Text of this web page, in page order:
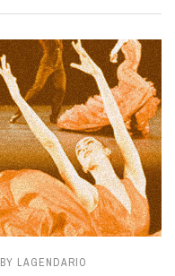
BY LAGENDARIO